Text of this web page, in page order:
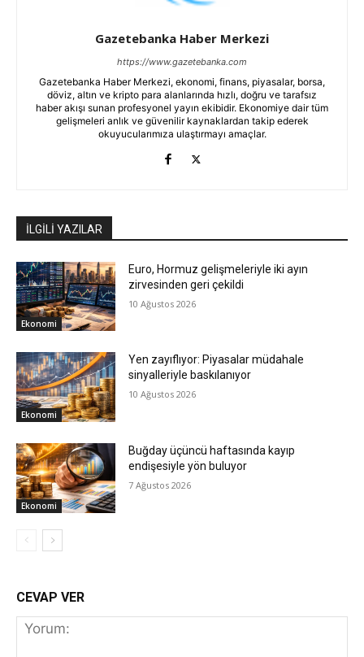
Gazetebanka Haber Merkezi
https://www.gazetebanka.com
Gazetebanka Haber Merkezi, ekonomi, finans, piyasalar, borsa,
döviz, altın ve kripto para alanlarında hızlı, doğru ve tarafsız
haber akışı sunan profesyonel yayın ekibidir. Ekonomiye dair tüm
gelişmeleri anlık ve güvenilir kaynaklardan takip ederek
okuyucularımıza ulaştırmayı amaçlar.
İLGİLİ YAZILAR
Ekonomi
Euro, Hormuz gelişmeleriyle iki ayın
zirvesinden geri çekildi
10 Ağustos 2026
Ekonomi
Yen zayıflıyor: Piyasalar müdahale
sinyalleriyle baskılanıyor
10 Ağustos 2026
Ekonomi
Buğday üçüncü haftasında kayıp
endişesiyle yön buluyor
7 Ağustos 2026
CEVAP VER